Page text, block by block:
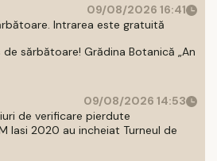
09/08/2026 16:41
Intrarea este gratuită
sărbătoare! Grădina Botanică „An
09/08/2026 14:53
de verificare pierdute
Iasi 2020 au incheiat Turneul de